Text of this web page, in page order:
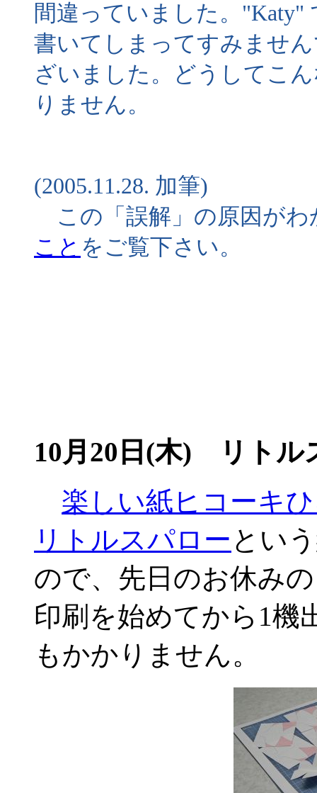
間違っていました。
書いてしまってすみませ
ざいました。どうしてこ
りません。
(2005.11.28. 加筆)
この「誤解」の原因がわ
こと をご覧下さい。
10月20日(木) リトル
楽しい紙ヒコーキ
リトルスパロー とい
ので、先日のお休み
印刷を始めてから1機
もかかりません。